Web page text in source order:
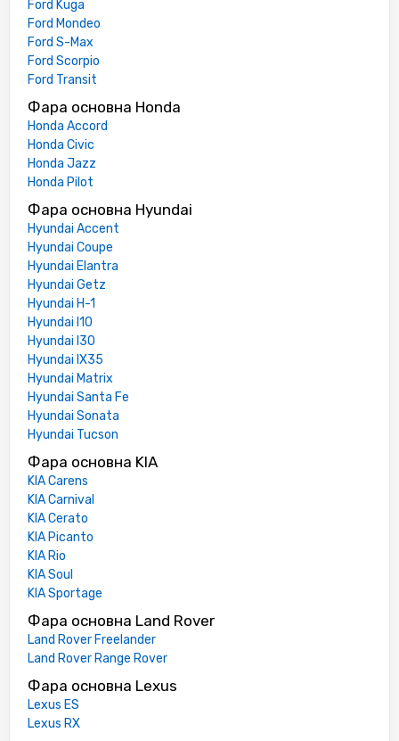
Ford Kuga
Ford Mondeo
Ford S-Max
Ford Scorpio
Ford Transit
Фара основна Honda
Honda Accord
Honda Civic
Honda Jazz
Honda Pilot
Фара основна Hyundai
Hyundai Accent
Hyundai Coupe
Hyundai Elantra
Hyundai Getz
Hyundai H-1
Hyundai I10
Hyundai I30
Hyundai IX35
Hyundai Matrix
Hyundai Santa Fe
Hyundai Sonata
Hyundai Tucson
Фара основна KIA
KIA Carens
KIA Carnival
KIA Cerato
KIA Picanto
KIA Rio
KIA Soul
KIA Sportage
Фара основна Land Rover
Land Rover Freelander
Land Rover Range Rover
Фара основна Lexus
Lexus ES
Lexus RX